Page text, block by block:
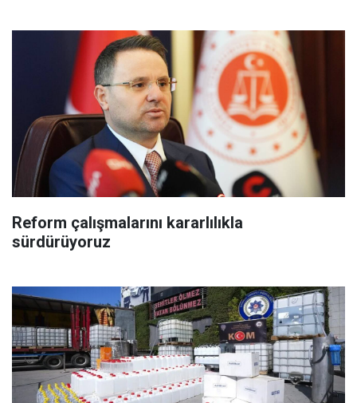
Reform çalışmalarını kararlılıkla
sürdürüyoruz